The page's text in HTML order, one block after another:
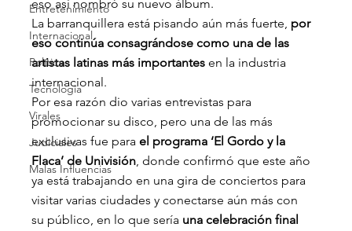
Entretenimiento
Internacional
Política
Tecnología
Virales
Judiciales
Malas Influencias
eso así nombró su nuevo álbum.
La barranquillera está pisando aún más fuerte, por
eso continúa consagrándose como una de las
artistas latinas más importantes en la industria
internacional.
Por esa razón dio varias entrevistas para
promocionar su disco, pero una de las más
exclusivas fue para el programa ‘El Gordo y la
Flaca’ de Univisión, donde confirmó que este año
ya está trabajando en una gira de conciertos para
visitar varias ciudades y conectarse aún más con
su público, en lo que sería una celebración final